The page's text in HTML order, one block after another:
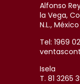
Alfonso
la Vega,
N.L., México
Tel: 1969
Isela
T. 81 3265